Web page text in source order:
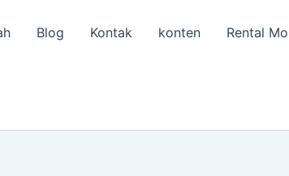
Blog Kontak konten Rental